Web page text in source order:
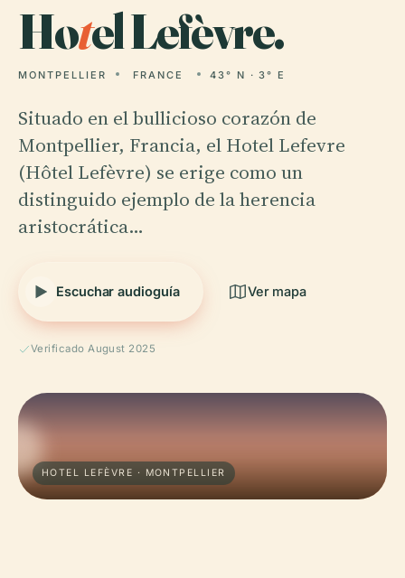
Hotel Lefèvre.
MONTPELLIER FRANCE 43° N · 3° E
Situado en el bullicioso corazón de
Montpellier, Francia, el Hotel Lefevre
(Hôtel Lefèvre) se erige como un
distinguido ejemplo de la herencia
aristocrática…
Escuchar audioguía Ver mapa
Verificado August 2025
HOTEL LEFÈVRE · MONTPELLIER